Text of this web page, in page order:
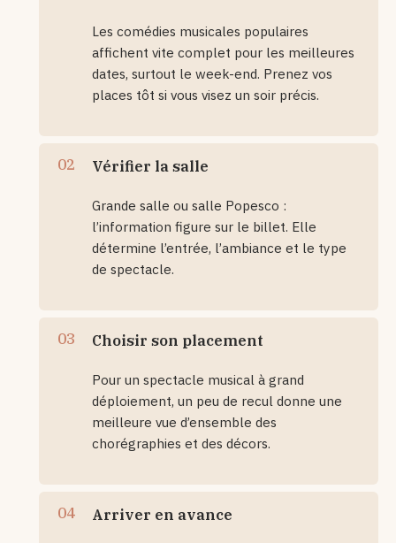
Les comédies musicales populaires
affichent vite complet pour les meilleures
dates, surtout le week-end. Prenez vos
places tôt si vous visez un soir précis.
Vérifier la salle
Grande salle ou salle Popesco :
l’information figure sur le billet. Elle
détermine l’entrée, l’ambiance et le type
de spectacle.
Choisir son placement
Pour un spectacle musical à grand
déploiement, un peu de recul donne une
meilleure vue d’ensemble des
chorégraphies et des décors.
Arriver en avance